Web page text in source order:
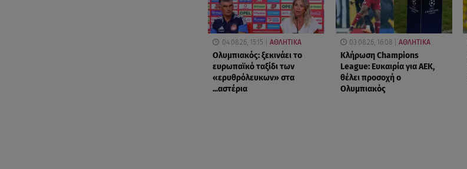
04.08.26, 15:15 ΑΘΛΗΤΙΚΑ
Ολυμπιακός: ξεκινάει το
ευρωπαϊκό ταξίδι των
«ερυθρόλευκων» στα
...αστέρια
03.08.26, 16:08 ΑΘΛΗΤΙΚΑ
Κλήρωση Champions
League: Ευκαιρία για ΑΕΚ,
θέλει προσοχή ο
Ολυμπιακός